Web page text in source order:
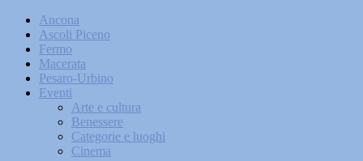
Ancona
Ascoli Piceno
Fermo
Macerata
Pesaro-Urbino
Eventi
Arte e cultura
Benessere
Categorie e luoghi
Cinema